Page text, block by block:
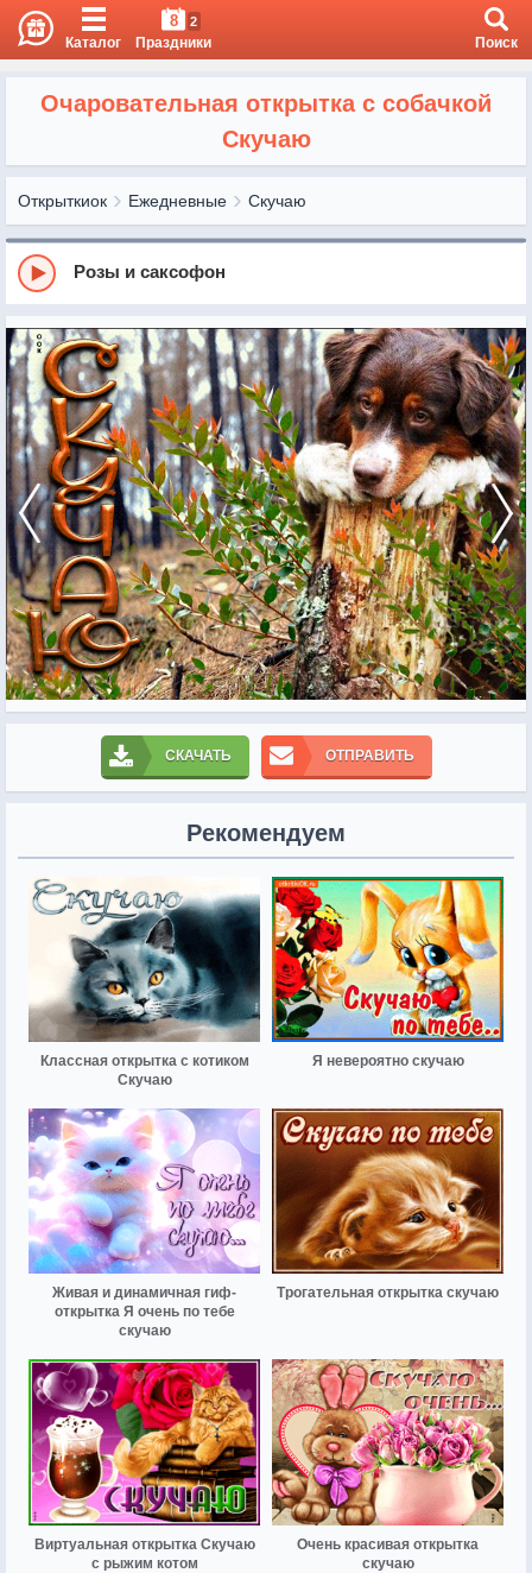
Каталог
8 2
Праздники Поиск
Очаровательная открытка с собачкой
Скучаю
Открыткиок Ежедневные Скучаю
Розы и саксофон
СКАЧАТЬ ОТПРАВИТЬ
Рекомендуем
Классная открытка с котиком
Скучаю
Я невероятно скучаю
Живая и динамичная гиф-
открытка Я очень по тебе
скучаю
Трогательная открытка скучаю
Виртуальная открытка Скучаю
с рыжим котом
Очень красивая открытка
скучаю